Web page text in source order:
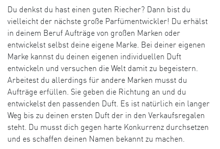
Du denkst du hast einen guten Riecher? Dann bist du
vielleicht der nächste große Parfümentwickler! Du erhälst
in deinem Beruf Aufträge von großen Marken oder
entwickelst selbst deine eigene Marke. Bei deiner eigenen
Marke kannst du deinen eigenen individuellen Duft
entwickeln und versuchen die Welt damit zu begeistern.
Arbeitest du allerdings für andere Marken musst du
Aufträge erfüllen. Sie geben die Richtung an und du
entwickelst den passenden Duft. Es ist natürlich ein langer
Weg bis zu deinen ersten Duft der in den Verkaufsregalen
steht. Du musst dich gegen harte Konkurrenz durchsetzen
und es schaffen deinen Namen bekannt zu machen.